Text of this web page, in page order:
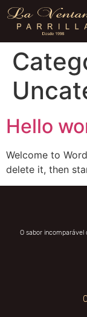
Hello
Welcome to
delete it, then
O sabor